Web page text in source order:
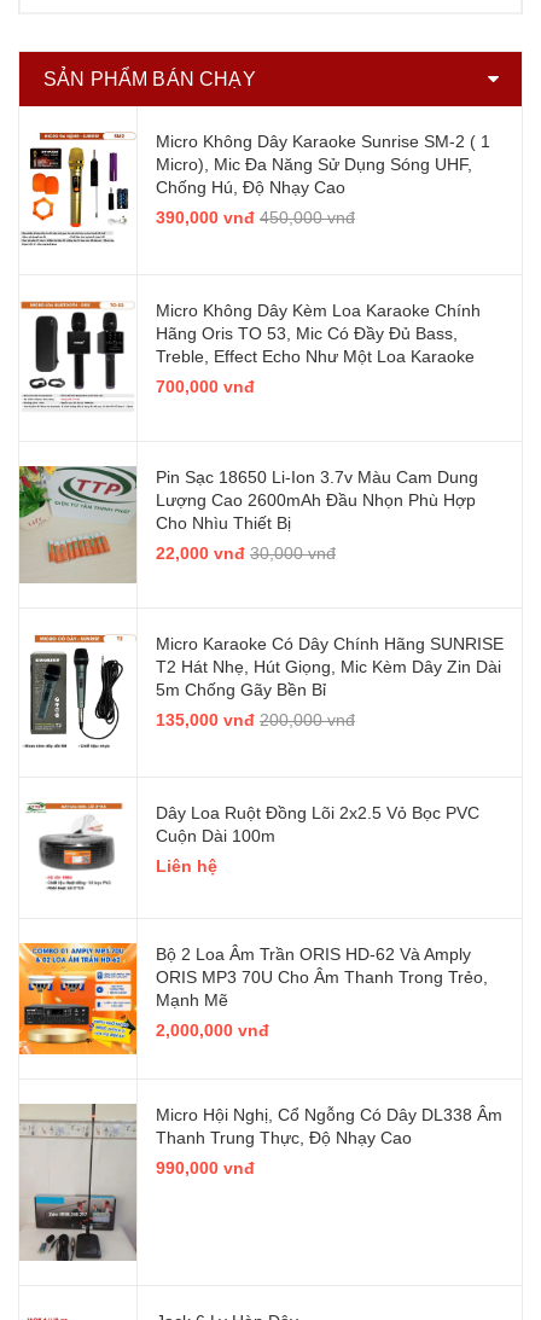
SẢN PHẨM BÁN CHẠY
Micro Không Dây Karaoke Sunrise SM-2 ( 1
Micro), Mic Đa Năng Sử Dụng Sóng UHF,
Chống Hú, Độ Nhạy Cao
390,000 vnđ 450,000 vnđ
Micro Không Dây Kèm Loa Karaoke Chính
Hãng Oris TO 53, Mic Có Đầy Đủ Bass,
Treble, Effect Echo Như Một Loa Karaoke
700,000 vnđ
Pin Sạc 18650 Li-Ion 3.7v Màu Cam Dung
Lượng Cao 2600mAh Đầu Nhọn Phù Hợp
Cho Nhìu Thiết Bị
22,000 vnđ 30,000 vnđ
Micro Karaoke Có Dây Chính Hãng SUNRISE
T2 Hát Nhẹ, Hút Giọng, Mic Kèm Dây Zin Dài
5m Chống Gãy Bền Bỉ
135,000 vnđ 200,000 vnđ
Dây Loa Ruột Đồng Lõi 2x2.5 Vỏ Bọc PVC
Cuộn Dài 100m
Liên hệ
Bộ 2 Loa Âm Trần ORIS HD-62 Và Amply
ORIS MP3 70U Cho Âm Thanh Trong Trẻo,
Mạnh Mẽ
2,000,000 vnđ
Micro Hội Nghị, Cổ Ngỗng Có Dây DL338 Âm
Thanh Trung Thực, Độ Nhạy Cao
990,000 vnđ